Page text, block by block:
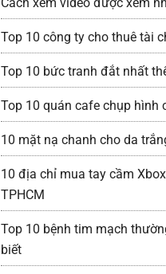
Top 10 công ty cho thuê tài
Top 10 bức tranh đắt nhất
Top 10 quán cafe chụp hình
10 mặt nạ chanh cho da
10 địa chỉ mua tay cầm
TPHCM
Top 10 bệnh tim mạch
biết